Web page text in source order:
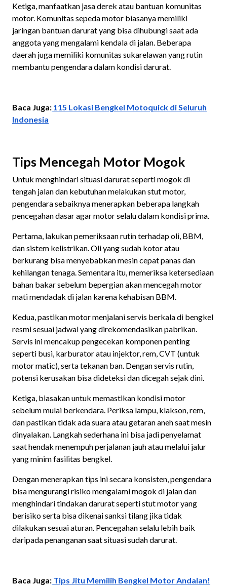
Ketiga, manfaatkan jasa derek atau bantuan komunitas
motor. Komunitas sepeda motor biasanya memiliki
jaringan bantuan darurat yang bisa dihubungi saat ada
anggota yang mengalami kendala di jalan. Beberapa
daerah juga memiliki komunitas sukarelawan yang rutin
membantu pengendara dalam kondisi darurat.
Baca Juga: 115 Lokasi Bengkel Motoquick di Seluruh
Indonesia
Tips Mencegah Motor Mogok
Untuk menghindari situasi darurat seperti mogok di
tengah jalan dan kebutuhan melakukan stut motor,
pengendara sebaiknya menerapkan beberapa langkah
pencegahan dasar agar motor selalu dalam kondisi prima.
Pertama, lakukan pemeriksaan rutin terhadap oli, BBM,
dan sistem kelistrikan. Oli yang sudah kotor atau
berkurang bisa menyebabkan mesin cepat panas dan
kehilangan tenaga. Sementara itu, memeriksa ketersediaan
bahan bakar sebelum bepergian akan mencegah motor
mati mendadak di jalan karena kehabisan BBM.
Kedua, pastikan motor menjalani servis berkala di bengkel
resmi sesuai jadwal yang direkomendasikan pabrikan.
Servis ini mencakup pengecekan komponen penting
seperti busi, karburator atau injektor, rem, CVT (untuk
motor matic), serta tekanan ban. Dengan servis rutin,
potensi kerusakan bisa dideteksi dan dicegah sejak dini.
Ketiga, biasakan untuk memastikan kondisi motor
sebelum mulai berkendara. Periksa lampu, klakson, rem,
dan pastikan tidak ada suara atau getaran aneh saat mesin
dinyalakan. Langkah sederhana ini bisa jadi penyelamat
saat hendak menempuh perjalanan jauh atau melalui jalur
yang minim fasilitas bengkel.
Dengan menerapkan tips ini secara konsisten, pengendara
bisa mengurangi risiko mengalami mogok di jalan dan
menghindari tindakan darurat seperti stut motor yang
berisiko serta bisa dikenai sanksi tilang jika tidak
dilakukan sesuai aturan. Pencegahan selalu lebih baik
daripada penanganan saat situasi sudah darurat.
Baca Juga: Tips Jitu Memilih Bengkel Motor Andalan!